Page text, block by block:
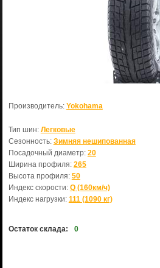
Производитель: Yokohama
Тип шин: Легковые
Сезонность: Зимняя нешипованная
Посадочный диаметр: 20
Ширина профиля: 265
Высота профиля: 50
Индекс скорости: Q (160км/ч)
Индекс нагрузки: 111 (1090 кг)
Остаток склада: 0